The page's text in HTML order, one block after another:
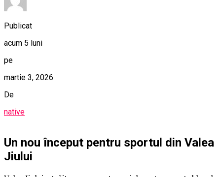
Publicat
acum 5 luni
pe
martie 3, 2026
De
native
Un nou început pentru sportul din Valea
Jiului